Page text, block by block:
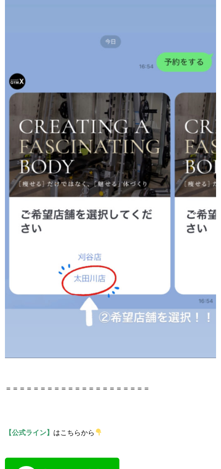
＝＝＝＝＝＝＝＝＝＝＝＝＝＝＝＝＝＝＝＝＝
【公式ライン】 はこちらから